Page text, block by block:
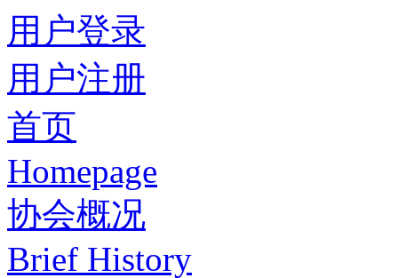
用户登录
用户注册
首页
Homepage
协会概况
Brief History